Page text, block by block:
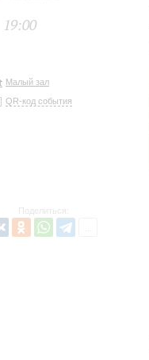
19:00
Малый зал
QR-код события
Поделиться: